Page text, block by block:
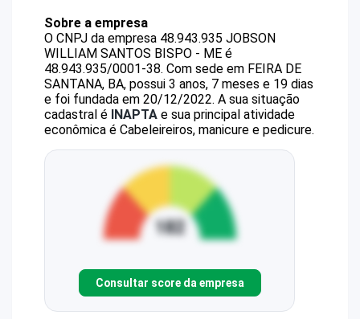
Sobre a empresa
O CNPJ da empresa 48.943.935 JOBSON
WILLIAM SANTOS BISPO - ME é
48.943.935/0001-38. Com sede em FEIRA DE
SANTANA, BA, possui 3 anos, 7 meses e 19 dias
e foi fundada em 20/12/2022. A sua situação
cadastral é INAPTA e sua principal atividade
econômica é Cabeleireiros, manicure e pedicure.
Consultar score da empresa